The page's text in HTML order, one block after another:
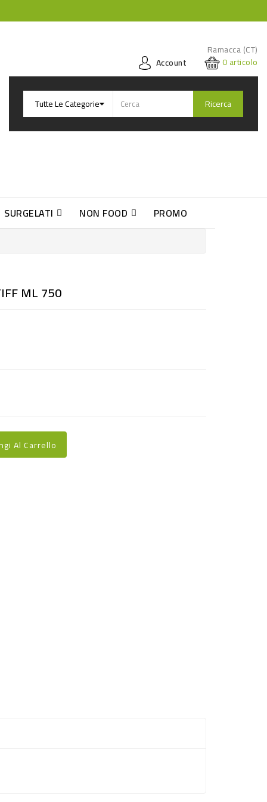
Ramacca (CT)
Account
0articolo
Ricerca
SURGELATI NON FOOD PROMO
ML 750
Al Carrello